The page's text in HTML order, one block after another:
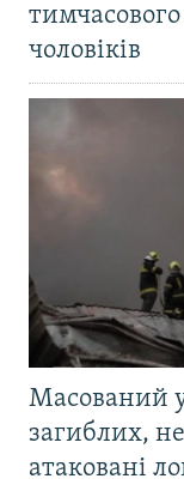
чоловіків
Масований
загиблих,
атаковані